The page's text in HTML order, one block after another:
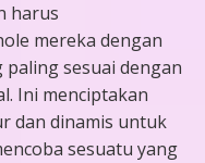
harus
mereka dengan
sesuai dengan
Ini menciptakan
dan dinamis untuk
sesuatu yang